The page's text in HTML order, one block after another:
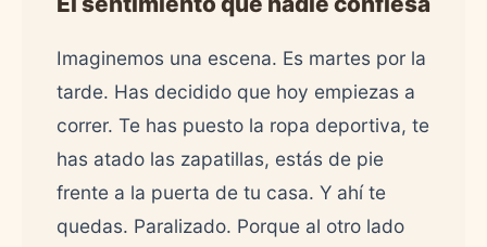
Imaginemos una escena. Es martes por la
tarde. Has decidido que hoy empiezas a
correr. Te has puesto la ropa deportiva, te
has atado las zapatillas, estás de pie
frente a la puerta de tu casa. Y ahí te
quedas. Paralizado. Porque al otro lado